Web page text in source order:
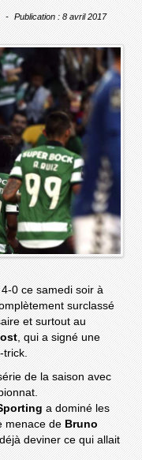
Publication : 8 avril 2017
0 ce samedi soir à
surclassé
et surtout au
, qui a signé une
de la saison avec
a dominé les
menace de Bruno
deviner ce qui allait